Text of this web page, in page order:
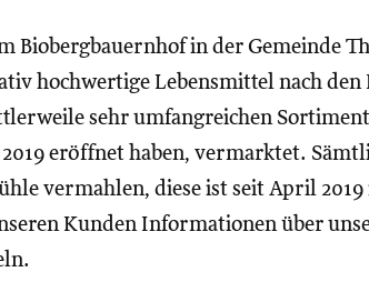
Biobergbauernhof in der Gemeinde
hochwertige Lebensmittel nach
sehr umfangreichen
eröffnet haben, vermarktet.
vermahlen, diese ist seit April
Kunden Informationen über